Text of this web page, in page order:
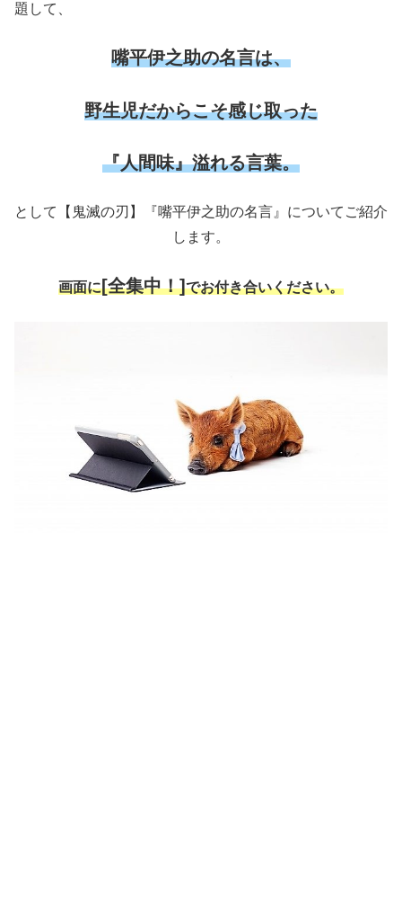
題して、
嘴平伊之助の名言は、
野生児だからこそ感じ取った
『人間味』溢れる言葉。
として【鬼滅の刃】『嘴平伊之助の名言』についてご紹介
します。
画面に[全集中！]でお付き合いください。